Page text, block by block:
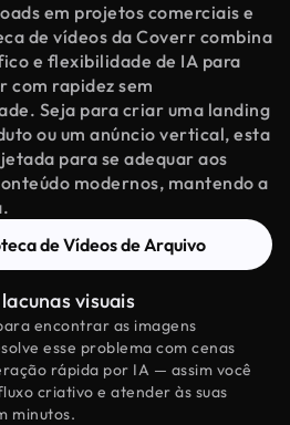
em projetos comerciais e
de vídeos da Coverr combina
e flexibilidade de IA para
com rapidez sem
Seja para criar uma landing
ou um anúncio vertical, esta
para se adequar aos
modernos, mantendo a
de Vídeos de Arquivo
visuais
encontrar as imagens
esse problema com cenas
rápida por IA — assim você
criativo e atender às suas
minutos.